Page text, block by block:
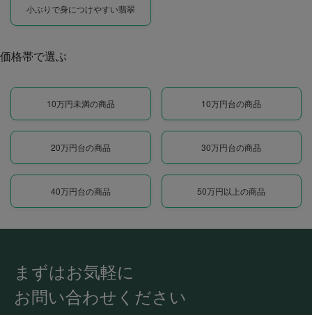
小ぶりで身につけやすい翡翠
価格帯で選ぶ
10万円未満の商品 10万円台の商品
20万円台の商品 30万円台の商品
40万円台の商品 50万円以上の商品
まずはお気軽に
お問い合わせください